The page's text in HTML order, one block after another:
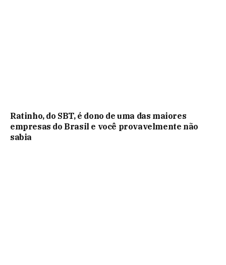
Ratinho, do SBT, é dono de uma das maiores
empresas do Brasil e você provavelmente não
sabia